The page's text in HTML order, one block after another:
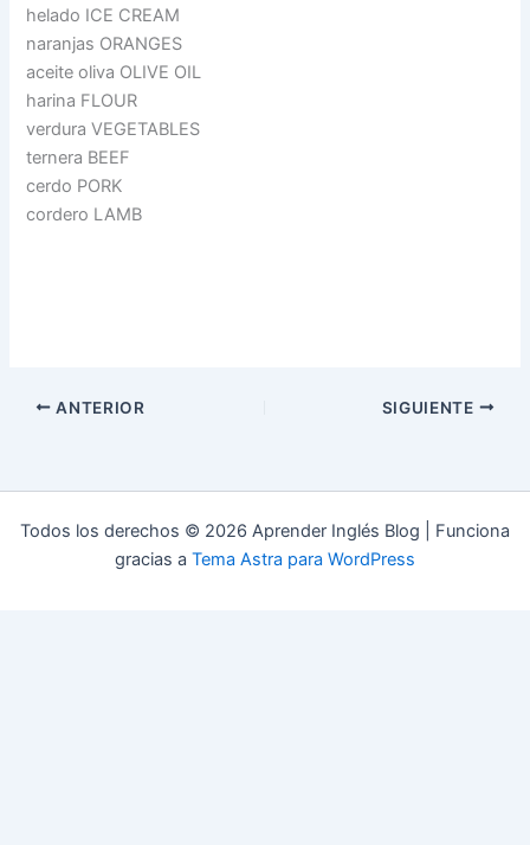
helado ICE CREAM
naranjas ORANGES
aceite oliva OLIVE OIL
harina FLOUR
verdura VEGETABLES
ternera BEEF
cerdo PORK
cordero LAMB
ANTERIOR SIGUIENTE
Todos los derechos © 2026 Aprender Inglés Blog | Funciona
gracias a Tema Astra para WordPress